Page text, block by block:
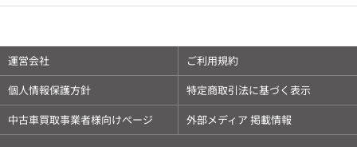
運営会社
ご利用規約
個人情報保護方針
特定商取引法に基づく表示
中古車買取事業者様向けページ
外部メディア 掲載情報